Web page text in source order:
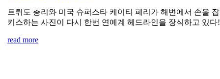
트뤼도 총리와 미국 슈퍼스타 케이티 페리가 해변에서 손을
키스하는 사진이 다시 한번 연예계 헤드라인을 장식하고 있다!
read more